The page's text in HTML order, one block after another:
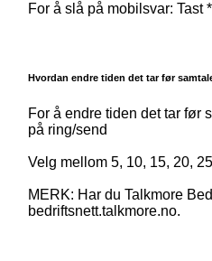
For å slå på mobilsvar: Tast
Hvordan endre tiden det tar før
For å endre tiden det tar før
på ring/send
Velg mellom 5, 10, 15, 20,
MERK: Har du Talkmore
bedriftsnett.talkmore.no.